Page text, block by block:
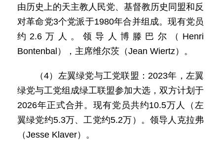
由历史上的天主教人民党、基督教历史同盟和反
对革命党3个党派于1980年合并组成。现有党员
约2.6万人。领导人博滕巴尔（Henri
Bontenbal），主席维尔茨（Jean Wiertz）。
（4）左翼绿党与工党联盟：2023年，左翼
绿党与工党组成绿工联盟参加大选，双方计划于
2026年正式合并。现有党员共约10.5万人（左
翼绿党约5.3万、工党约5.2万）。领导人克拉弗
（Jesse Klaver）。